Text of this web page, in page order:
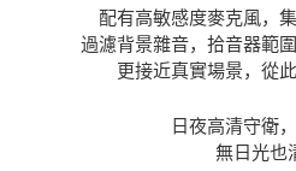
配有高敏感度麥克風，
過濾背景雜音，拾音器範
更接近真實場景，從
日夜高清守衛
無日光也